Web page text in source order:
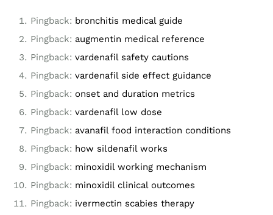
Pingback: bronchitis medical guide
Pingback: augmentin medical reference
Pingback: vardenafil safety cautions
Pingback: vardenafil side effect guidance
Pingback: onset and duration metrics
Pingback: vardenafil low dose
Pingback: avanafil food interaction conditions
Pingback: how sildenafil works
Pingback: minoxidil working mechanism
Pingback: minoxidil clinical outcomes
Pingback: ivermectin scabies therapy